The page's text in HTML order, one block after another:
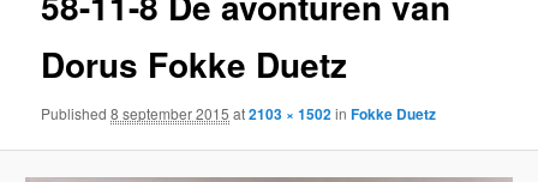
Dorus Fokke Duetz
Published8 september 2015 at2103 × 1502inFokke Duetz